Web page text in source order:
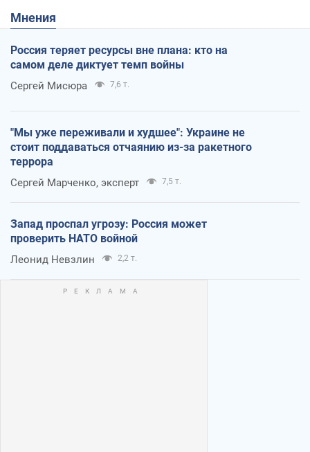
Мнения
Россия теряет ресурсы вне плана: кто на
самом деле диктует темп войны
Сергей Мисюра 7,6 т.
"Мы уже переживали и худшее": Украине не
стоит поддаваться отчаянию из-за ракетного
террора
Сергей Марченко, эксперт 7,5 т.
Запад проспал угрозу: Россия может
проверить НАТО войной
Леонид Невзлин 2,2 т.